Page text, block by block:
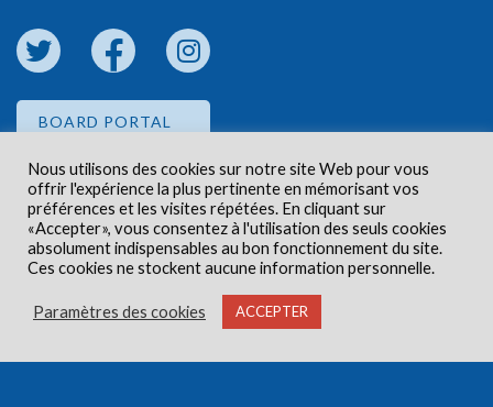
BOARD PORTAL
EMPLOYEE PORTAL
Droits d'auteur © 2026 Centre de santé communautaire
Carlington. Tous droits réservés.
Nous utilisons des cookies sur notre site Web pour vous
offrir l'expérience la plus pertinente en mémorisant vos
préférences et les visites répétées. En cliquant sur
«Accepter», vous consentez à l'utilisation des seuls cookies
absolument indispensables au bon fonctionnement du site.
Ces cookies ne stockent aucune information personnelle.
Paramètres des cookies ACCEPTER